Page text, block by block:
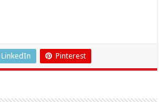
LinkedIn Pinterest